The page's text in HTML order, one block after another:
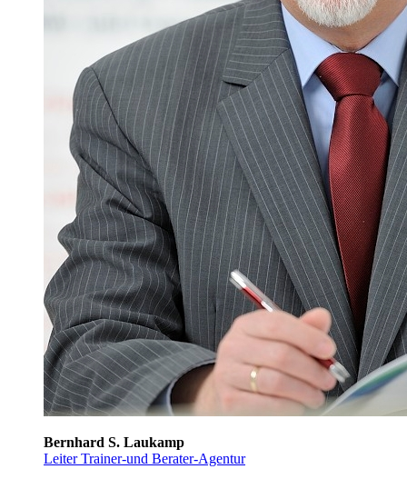
Bernhard S. Laukamp
Leiter Trainer-und Berater-Agentur